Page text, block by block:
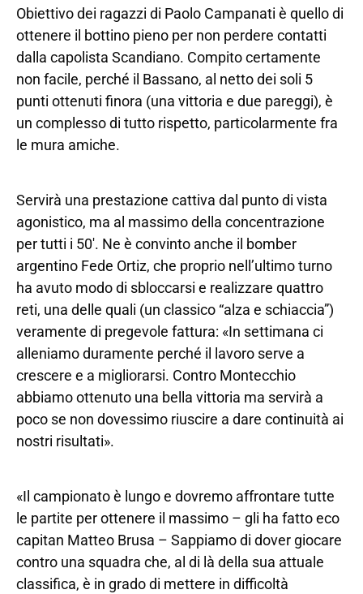
Obiettivo dei ragazzi di Paolo Campanati è quello di
ottenere il bottino pieno per non perdere contatti
dalla capolista Scandiano. Compito certamente
non facile, perché il Bassano, al netto dei soli 5
punti ottenuti finora (una vittoria e due pareggi), è
un complesso di tutto rispetto, particolarmente fra
le mura amiche.
Servirà una prestazione cattiva dal punto di vista
agonistico, ma al massimo della concentrazione
per tutti i 50′. Ne è convinto anche il bomber
argentino Fede Ortiz, che proprio nell’ultimo turno
ha avuto modo di sbloccarsi e realizzare quattro
reti, una delle quali (un classico “alza e schiaccia”)
veramente di pregevole fattura: «In settimana ci
alleniamo duramente perché il lavoro serve a
crescere e a migliorarsi. Contro Montecchio
abbiamo ottenuto una bella vittoria ma servirà a
poco se non dovessimo riuscire a dare continuità ai
nostri risultati».
«Il campionato è lungo e dovremo affrontare tutte
le partite per ottenere il massimo – gli ha fatto eco
capitan Matteo Brusa – Sappiamo di dover giocare
contro una squadra che, al di là della sua attuale
classifica, è in grado di mettere in difficoltà